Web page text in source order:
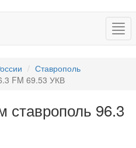
Ставрополь
FM 69.53 УКВ
96.3